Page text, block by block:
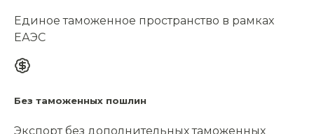
Единое таможенное пространство в рамках
ЕАЭС
Без таможенных пошлин
Экспорт без дополнительных таможенных